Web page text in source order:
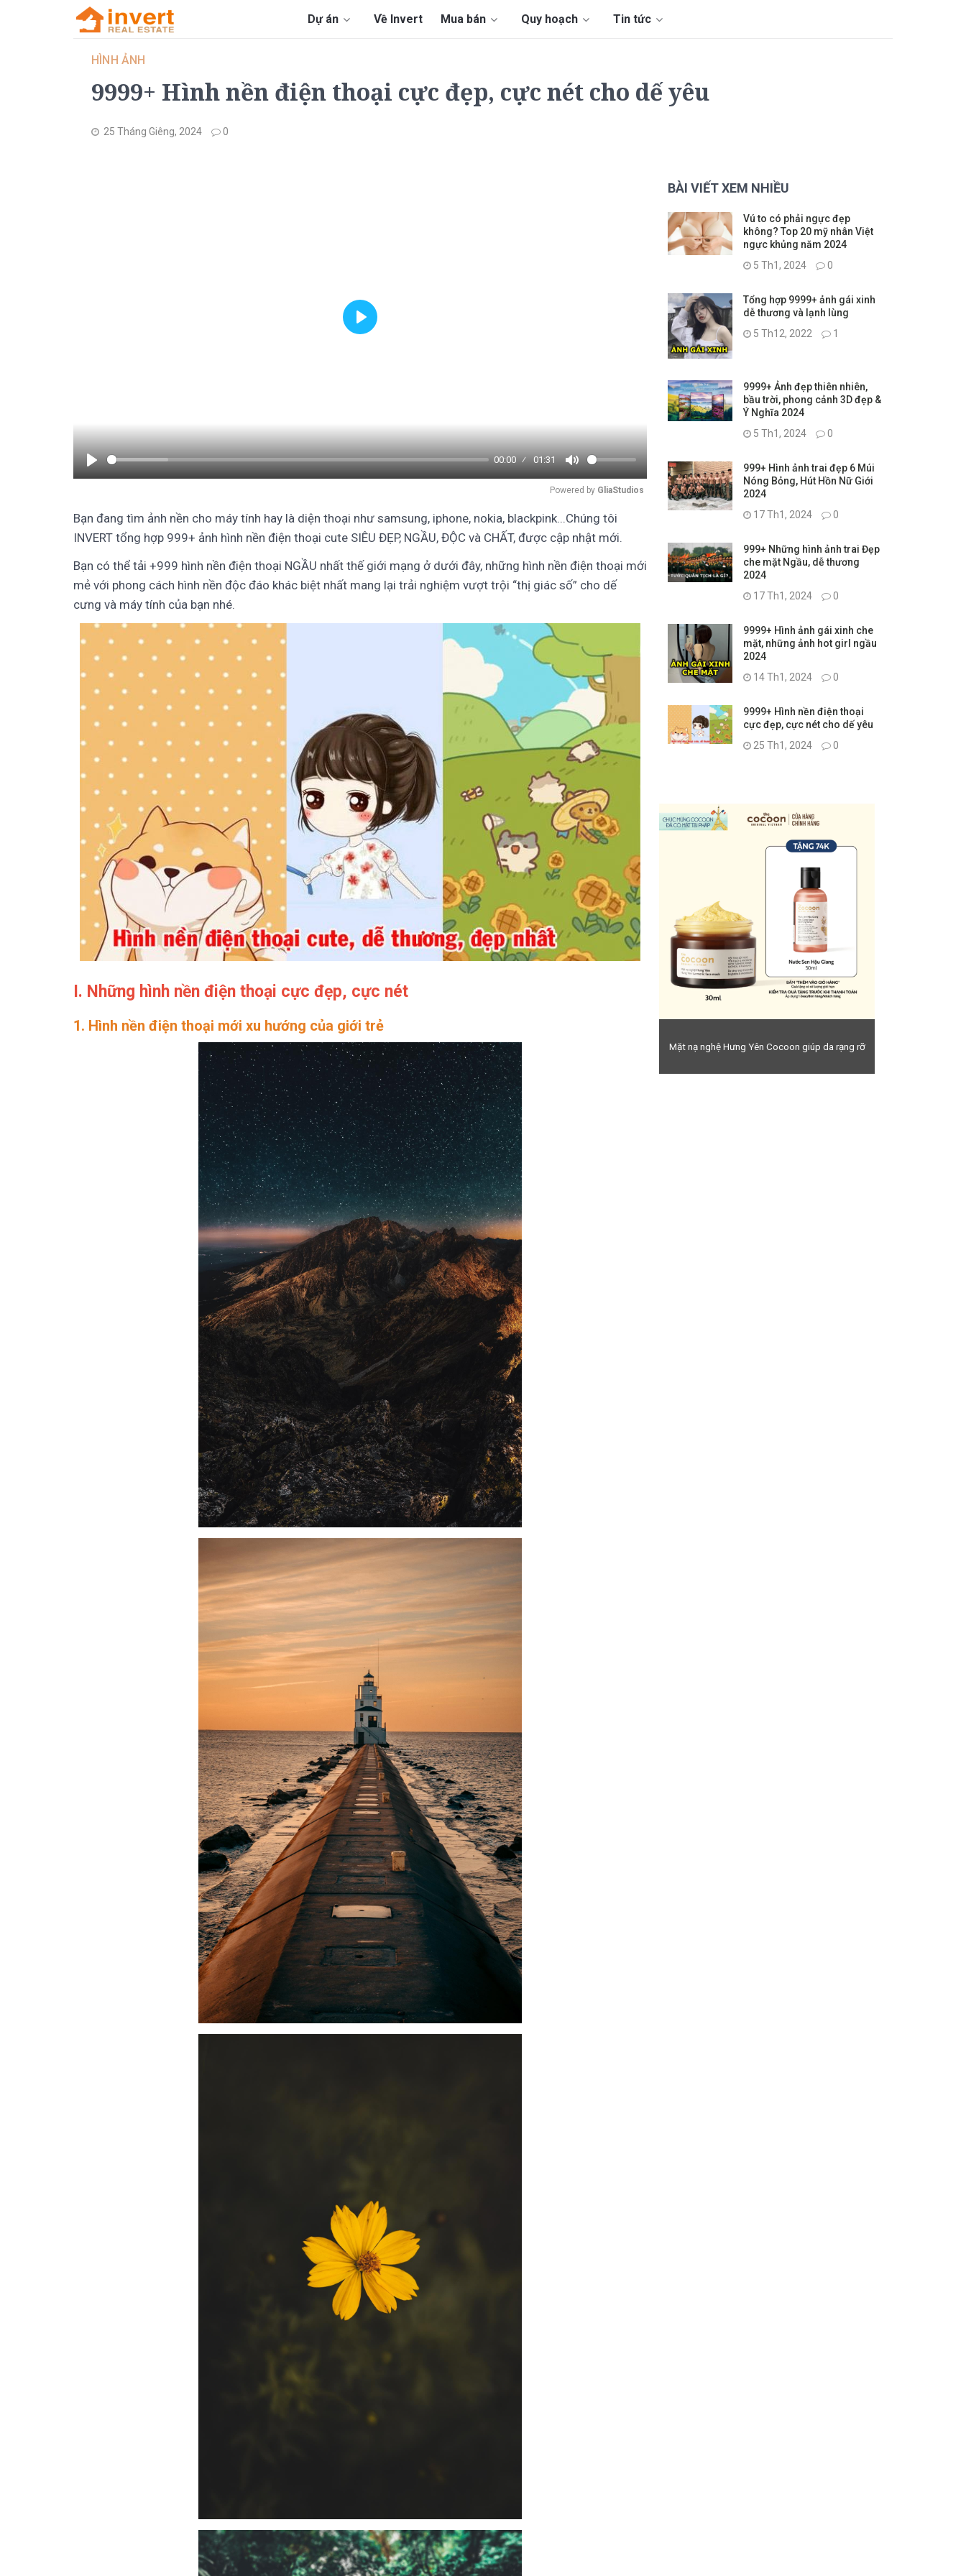
Dự án Về Invert Mua bán Quy hoạch Tin tức
HÌNH ẢNH
9999+ Hình nền điện thoại cực đẹp, cực nét cho dế yêu
25 Tháng Giêng, 2024 0
Play
00:00 01:31
Mute
Play
Powered by GliaStudios
Bạn đang tìm ảnh nền cho máy tính hay là diện thoại như samsung, iphone, nokia, blackpink...Chúng tôi
INVERT tổng hợp 999+ ảnh hình nền điện thoại cute SIÊU ĐẸP, NGẦU, ĐỘC và CHẤT, được cập nhật mới.
Bạn có thể tải +999 hình nền điện thoại NGẦU nhất thế giới mạng ở dưới đây, những hình nền điện thoại mới
mẻ với phong cách hình nền độc đáo khác biệt nhất mang lại trải nghiệm vượt trội “thị giác số” cho dế
cưng và máy tính của bạn nhé.
I. Những hình nền điện thoại cực đẹp, cực nét
1. Hình nền điện thoại mới xu hướng của giới trẻ
BÀI VIẾT XEM NHIỀU
Vú to có phải ngực đẹp
không? Top 20 mỹ nhân Việt
ngực khủng năm 2024
5 Th1, 2024
0
Tổng hợp 9999+ ảnh gái xinh
dễ thương và lạnh lùng
5 Th12, 2022
1
9999+ Ảnh đẹp thiên nhiên,
bầu trời, phong cảnh 3D đẹp &
Ý Nghĩa 2024
5 Th1, 2024
0
999+ Hình ảnh trai đẹp 6 Múi
Nóng Bỏng, Hút Hồn Nữ Giới
2024
17 Th1, 2024
0
999+ Những hình ảnh trai Đẹp
che mặt Ngầu, dễ thương
2024
17 Th1, 2024
0
9999+ Hình ảnh gái xinh che
mặt, những ảnh hot girl ngầu
2024
14 Th1, 2024
0
9999+ Hình nền điện thoại
cực đẹp, cực nét cho dế yêu
25 Th1, 2024
0
Mặt nạ nghệ Hưng Yên Cocoon giúp da rạng rỡ